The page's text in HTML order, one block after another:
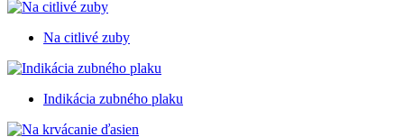
Na citlivé zuby
Indikácia zubného plaku